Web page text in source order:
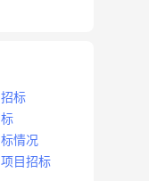
标
情况
目招标